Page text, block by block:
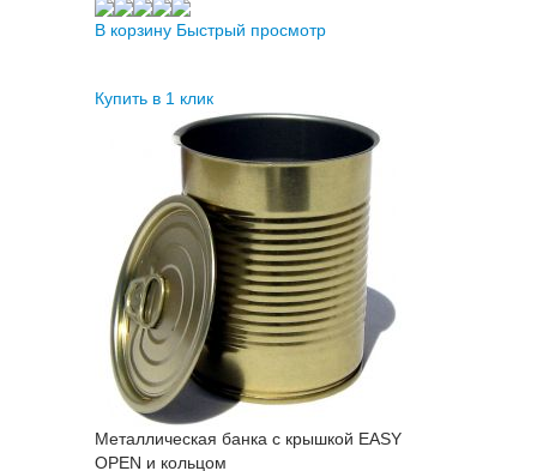
В корзину Быстрый просмотр
Купить в 1 клик
Металлическая банка с крышкой EASY
OPEN и кольцом